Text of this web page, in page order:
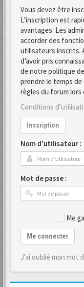
Vous devez être
L’inscription est
avantages. Les
accorder des
utilisateurs inscrits.
d’avoir pris
de notre politique
prendre le temps
règles du forum
Conditions
Inscription
Nom d’utilisateur :
Mot de passe :
Me
Me connecter
J’ai oublié mon mot